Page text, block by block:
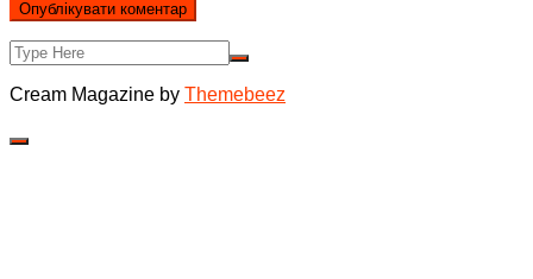
Cream Magazine by Themebeez